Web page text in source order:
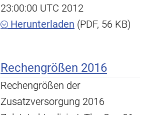
23:00:00 UTC 2012
Herunterladen (PDF, 56 KB)
Rechengrößen 2016
Rechengrößen der
Zusatzversorgung 2016